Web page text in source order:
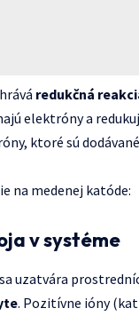
redukčná
elektróny a
ktoré sú
na medenej katóde:
v systéme
uzatvára
. Pozitívne ióny